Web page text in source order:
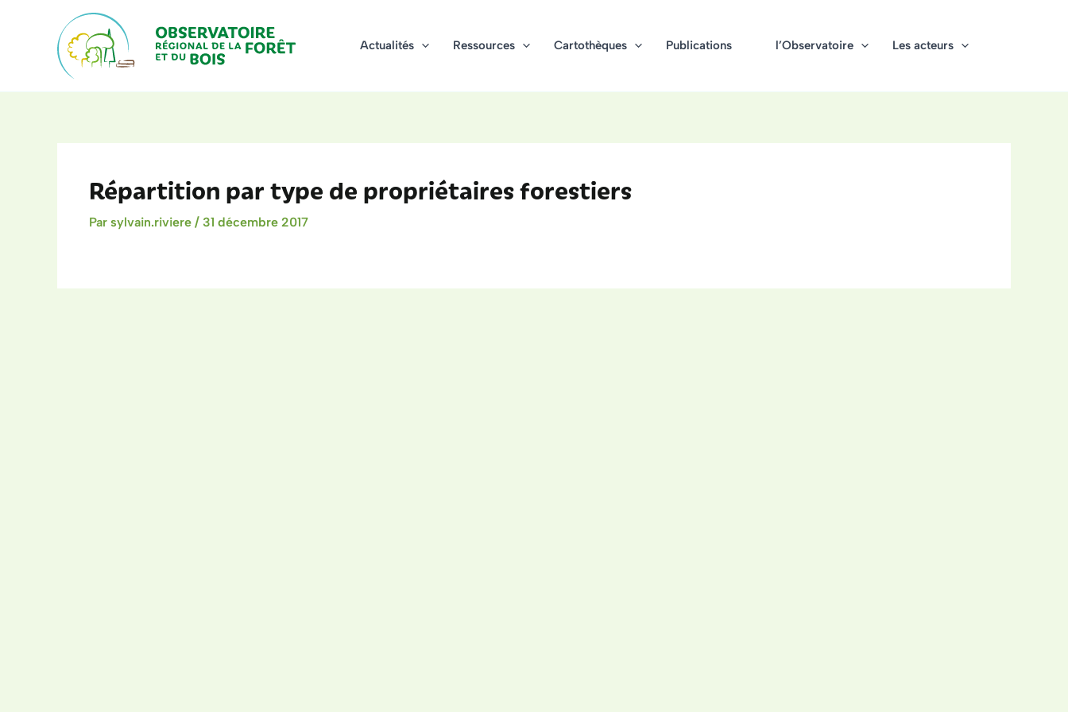
Actualités Ressources Cartothèques Publications l’Observatoire Les acteurs
Répartition par type de propriétaires forestiers
Par sylvain.riviere / 31 décembre 2017